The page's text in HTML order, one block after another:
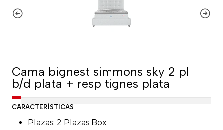
|
Cama bignest simmons sky 2 pl
b/d plata + resp tignes plata
CARACTERÍSTICAS
Plazas: 2 Plazas Box